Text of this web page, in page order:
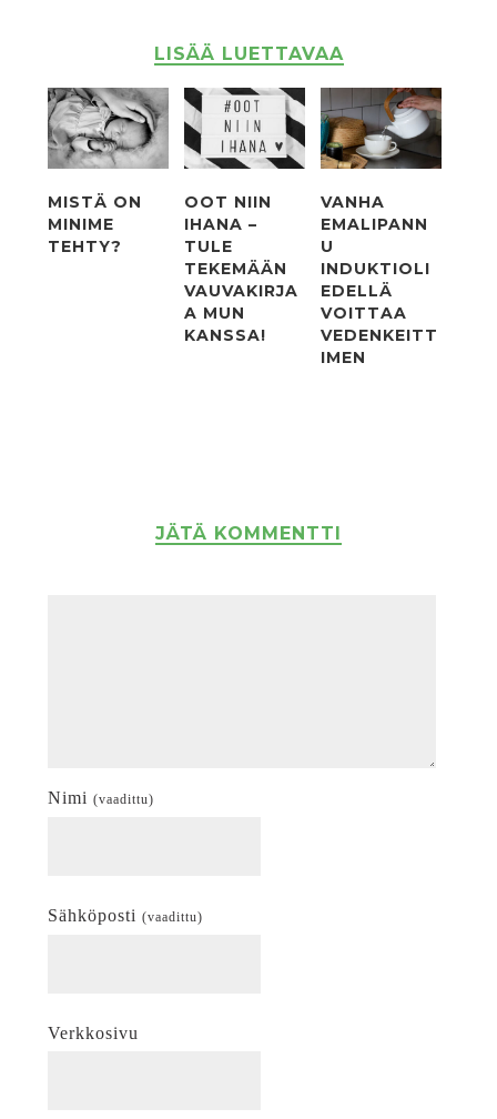
LISÄÄ LUETTAVAA
MISTÄ ON
MINIME
TEHTY?
OOT NIIN
IHANA –
TULE
TEKEMÄÄN
VAUVAKIRJA
A MUN
KANSSA!
VANHA
EMALIPANN
U
INDUKTIOLI
EDELLÄ
VOITTAA
VEDENKEITT
IMEN
JÄTÄ KOMMENTTI
Nimi (vaadittu)
Sähköposti (vaadittu)
Verkkosivu